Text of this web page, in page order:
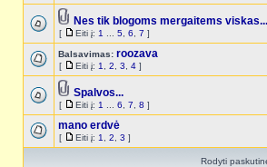
Nes tik blogoms mergaitems viskas...
[ Eiti į: 1 5 6 7 ]
Balsavimas: roozava
[ Eiti į: 1 2 3 4 ]
Spalvos...
[ Eiti į: 1 6 7 8 ]
mano erdvė
[ Eiti į: 1 2 3 ]
Rodyti